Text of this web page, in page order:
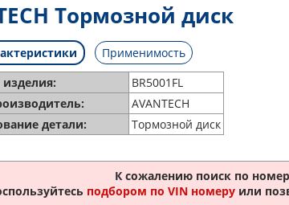
Тормозной диск
Применимость
BR5001FL
AVANTECH
детали:
Тормозной диск
К сожалению поиск по
подбором по VIN номеру или